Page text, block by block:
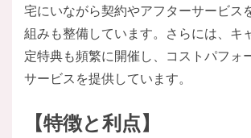
宅にいながら契約やアフターサービス
組みも整備しています。さらには、キ
定特典も頻繁に開催し、コストパフォ
サービスを提供しています。
【特徴と利点】